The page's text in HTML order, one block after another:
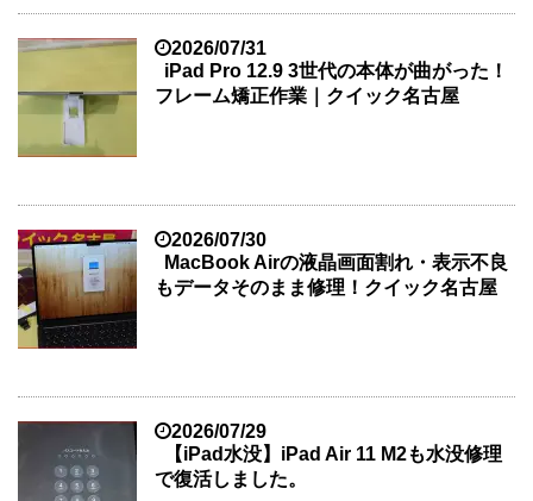
2026/07/31
iPad Pro 12.9 3世代の本体が曲がった！
フレーム矯正作業｜クイック名古屋
2026/07/30
MacBook Airの液晶画面割れ・表示不良
もデータそのまま修理！クイック名古屋
2026/07/29
【iPad水没】iPad Air 11 M2も水没修理
で復活しました。